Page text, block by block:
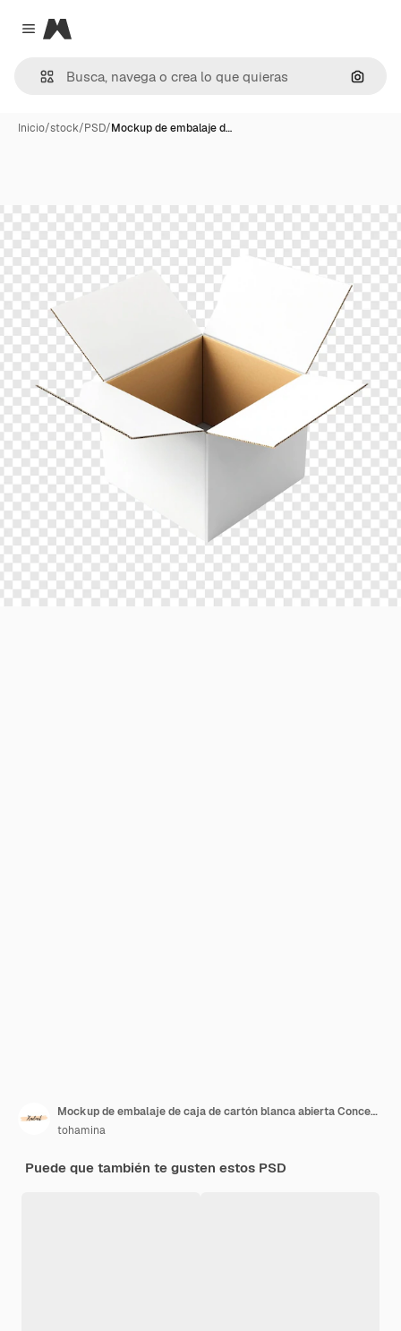
Close menu
Magnific
Inicio/stock/PSD/Mockup de embalaje d…
Mockup de embalaje de caja de cartón blanca abierta Concepto de entrega y envío
tohamina
Puede que también te gusten estos PSD